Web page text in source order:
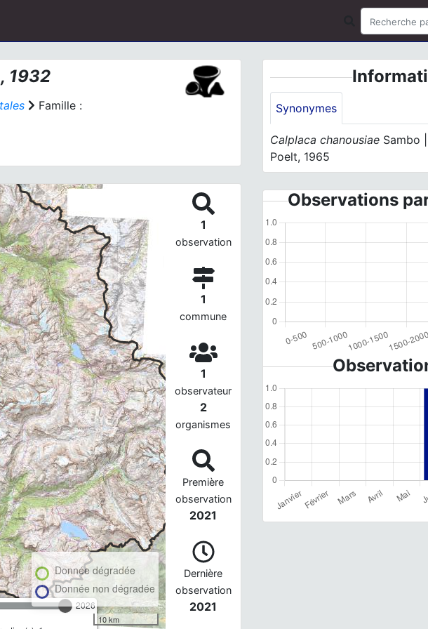
1932
Famille :
2026
Donnée dégradée
Donnée non dégradée
10 km
1
observation
1
commune
1
observateur
2
organismes
Première
observation
2021
Dernière
observation
2021
Synonymes
Calplaca chanousiae Sambo
Poelt, 1965
Observations